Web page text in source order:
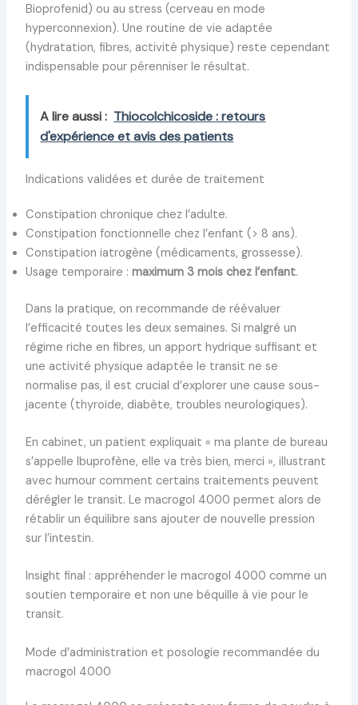
Bioprofenid) ou au stress (cerveau en mode
hyperconnexion). Une routine de vie adaptée
(hydratation, fibres, activité physique) reste cependant
indispensable pour pérenniser le résultat.
A lire aussi : Thiocolchicoside : retours
d'expérience et avis des patients
Indications validées et durée de traitement
Constipation chronique chez l’adulte.
Constipation fonctionnelle chez l’enfant (> 8 ans).
Constipation iatrogène (médicaments, grossesse).
Usage temporaire : maximum 3 mois chez l’enfant.
Dans la pratique, on recommande de réévaluer
l’efficacité toutes les deux semaines. Si malgré un
régime riche en fibres, un apport hydrique suffisant et
une activité physique adaptée le transit ne se
normalise pas, il est crucial d’explorer une cause sous-
jacente (thyroïde, diabète, troubles neurologiques).
En cabinet, un patient expliquait « ma plante de bureau
s’appelle Ibuprofène, elle va très bien, merci », illustrant
avec humour comment certains traitements peuvent
dérégler le transit. Le macrogol 4000 permet alors de
rétablir un équilibre sans ajouter de nouvelle pression
sur l’intestin.
Insight final : appréhender le macrogol 4000 comme un
soutien temporaire et non une béquille à vie pour le
transit.
Mode d’administration et posologie recommandée du
macrogol 4000